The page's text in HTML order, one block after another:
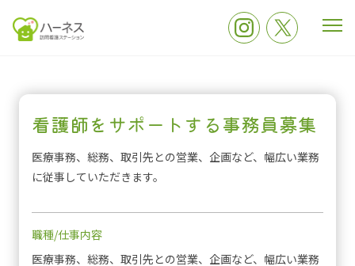
看護師をサポートする事務員募集
医療事務、総務、取引先との営業、企画など、幅広い業務
に従事していただきます。
職種/仕事内容
医療事務、総務、取引先との営業、企画など、幅広い業務